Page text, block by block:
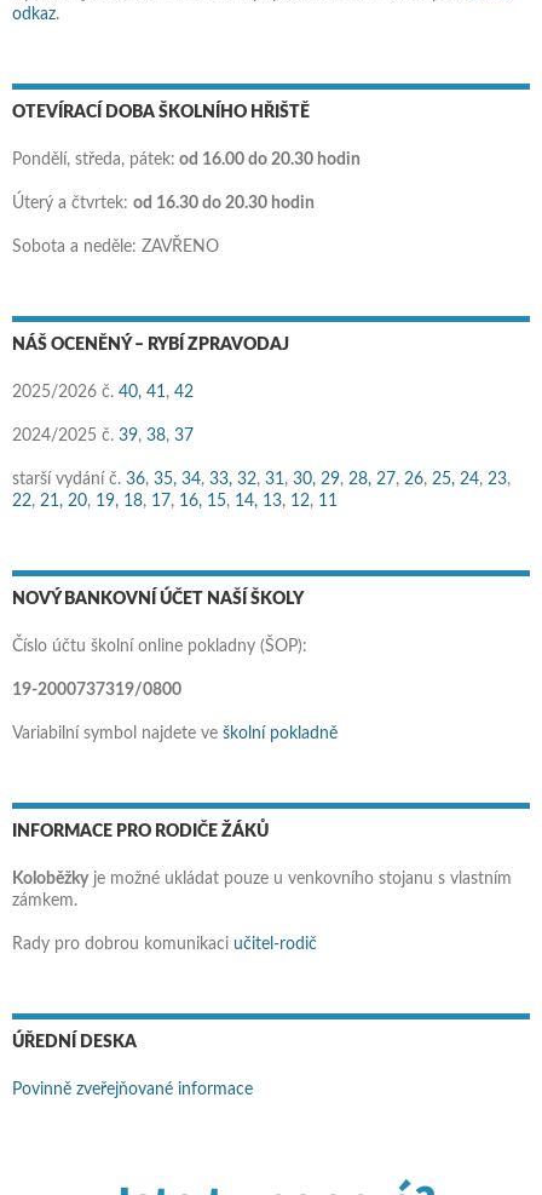
odkaz.
OTEVÍRACÍ DOBA ŠKOLNÍHO HŘIŠTĚ
Pondělí, středa, pátek: od 16.00 do 20.30 hodin
Úterý a čtvrtek: od 16.30 do 20.30 hodin
Sobota a neděle: ZAVŘENO
NÁŠ OCENĚNÝ – RYBÍ ZPRAVODAJ
2025/2026 č. 40, 41 , 42
2024/2025 č. 39, 38, 37
starší vydání č. 36, 35, 34, 33, 32, 31 , 30, 29, 28, 27, 26, 25, 24, 23,
22, 21, 20, 19, 18, 17, 16, 15, 14, 13, 12, 11
NOVÝ BANKOVNÍ ÚČET NAŠÍ ŠKOLY
Číslo účtu školní online pokladny (ŠOP):
19-2000737319/0800
Variabilní symbol najdete ve školní pokladně
INFORMACE PRO RODIČE ŽÁKŮ
Koloběžkyje možné ukládat pouze u venkovního stojanu s vlastním
zámkem.
Rady pro dobrou komunikaci učitel-rodič
ÚŘEDNÍ DESKA
Povinně zveřejňované informace